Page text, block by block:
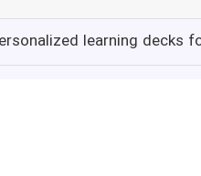
learning decks